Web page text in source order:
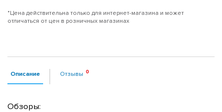
*Цена действительна только для интернет-магазина и может
отличаться от цен в розничных магазинах
Описание Отзывы
Обзоры: